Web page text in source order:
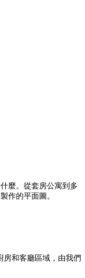
麼。從套房公寓到多
作的平面圖。
房和客廳區域，由我們